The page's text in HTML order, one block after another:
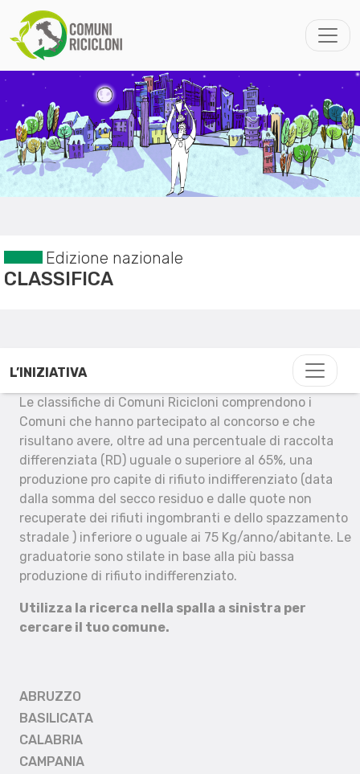
Edizione nazionale
CLASSIFICA
L’INIZIATIVA
Le classifiche di Comuni Ricicloni comprendono i
Comuni che hanno partecipato al concorso e che
risultano avere, oltre ad una percentuale di raccolta
differenziata (RD) uguale o superiore al 65%, una
produzione pro capite di rifiuto indifferenziato (data
dalla somma del secco residuo e dalle quote non
recuperate dei rifiuti ingombranti e dello spazzamento
stradale ) inferiore o uguale ai 75 Kg/anno/abitante. Le
graduatorie sono stilate in base alla più bassa
produzione di rifiuto indifferenziato.
Utilizza la ricerca nella spalla a sinistra per
cercare il tuo comune.
ABRUZZO
BASILICATA
CALABRIA
CAMPANIA